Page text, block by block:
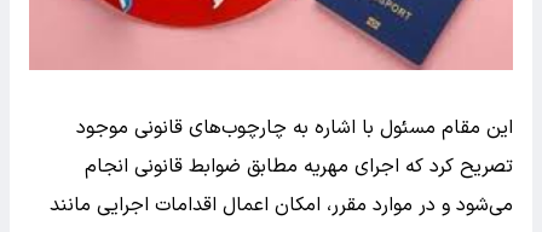
این مقام مسئول با اشاره به چارچوب‌های قانونی موجود
تصریح کرد که اجرای مهریه مطابق ضوابط قانونی انجام
می‌شود و در موارد مقرر، امکان اعمال اقدامات اجرایی مانند